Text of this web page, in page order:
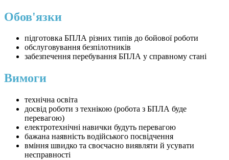
Обов'язки
підготовка БПЛА різних типів до бойової роботи
обслуговування безпілотників
забезпечення перебування БПЛА у справному стані
Вимоги
технічна освіта
досвід роботи з технікою (робота з БПЛА буде
перевагою)
електротехнічні навички будуть перевагою
бажана наявність водійського посвідчення
вміння швидко та своєчасно виявляти й усувати
несправності